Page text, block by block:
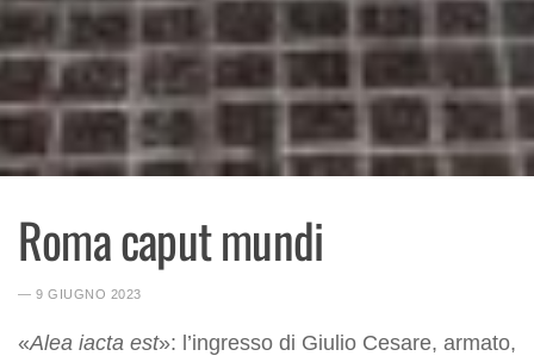
Roma caput mundi
― 9 GIUGNO 2023
«Alea iacta est»: l’ingresso di Giulio Cesare, armato,